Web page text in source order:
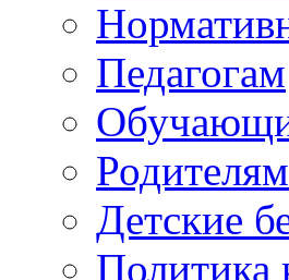
Педагогам
Родителям
Детские
Политика